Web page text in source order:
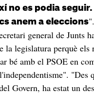
no es podia seguir.
anem a eleccions
general de Junts
la legislatura perquè els
bé amb el PSOE en
"Des
Govern, ha estat un